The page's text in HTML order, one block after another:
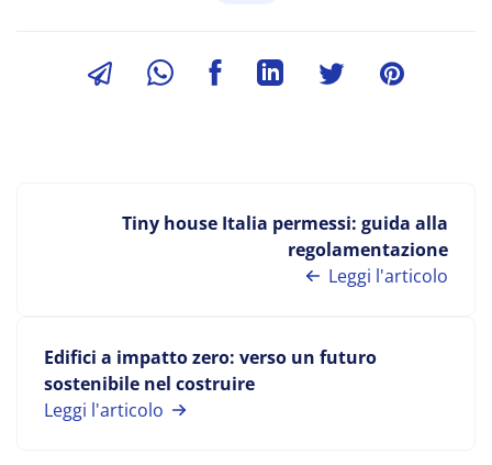
Tiny house Italia permessi: guida alla
regolamentazione
Leggi l'articolo
Edifici a impatto zero: verso un futuro
sostenibile nel costruire
Leggi l'articolo